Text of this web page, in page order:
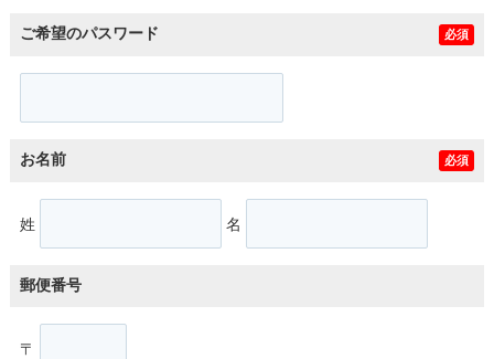
ご希望のパスワード 必須
お名前 必須
姓 名
郵便番号
〒